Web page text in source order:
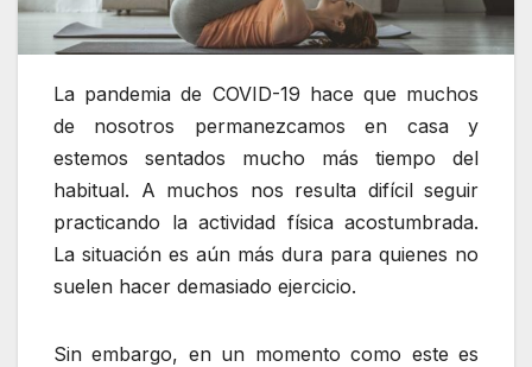
La pandemia de COVID-19 hace que muchos
de nosotros permanezcamos en casa y
estemos sentados mucho más tiempo del
habitual. A muchos nos resulta difícil seguir
practicando la actividad física acostumbrada.
La situación es aún más dura para quienes no
suelen hacer demasiado ejercicio.
Sin embargo, en un momento como este es